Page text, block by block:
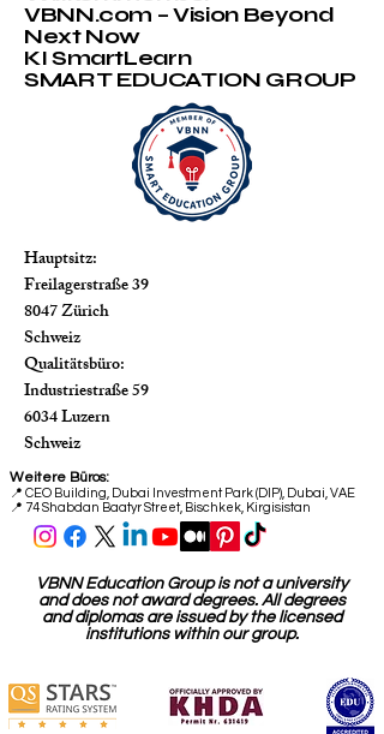
Willkommen bei
VBNN.com – Vision Beyond
Next Now
KI SmartLearn
SMART EDUCATION GROUP
Hauptsitz:
Freilagerstraße 39
8047 Zürich
Schweiz
Qualitätsbüro:
Industriestraße 59
6034 Luzern
Schweiz
Weitere Büros:
CEO Building, Dubai Investment Park (DIP), Dubai, VAE
📍 74 Shabdan Baatyr Street, Bischkek, Kirgisistan
VBNN Education Group is not a university
and does not award degrees. All degrees